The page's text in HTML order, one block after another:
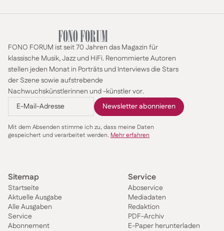
FONO FORUM ist seit 70 Jahren das Magazin für
klassische Musik, Jazz und HiFi. Renommierte Autoren
stellen jeden Monat in Porträts und Interviews die Stars
der Szene sowie aufstrebende
Nachwuchskünstlerinnen und -künstler vor.
Mit dem Absenden stimme ich zu, dass meine Daten
gespeichert und verarbeitet werden. Mehr erfahren
Sitemap
Startseite
Aktuelle Ausgabe
Alle Ausgaben
Service
Abonnement
Service
Aboservice
Mediadaten
Redaktion
PDF-Archiv
E-Paper herunterladen